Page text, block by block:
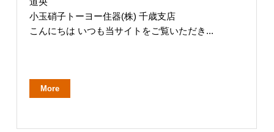
小玉硝子トーヨー住器(株) 千歳支店
こんにちは いつも当サイトをご覧いただき...
More